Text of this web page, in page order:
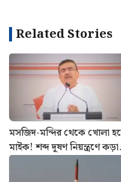
Related Stories
মসজিদ-মন্দির থেকে খোলা
মাইক! শব্দ দূষণ নিয়ন্ত্রণে কড়া
ব্যবস্থা রাজ্য সরকারের